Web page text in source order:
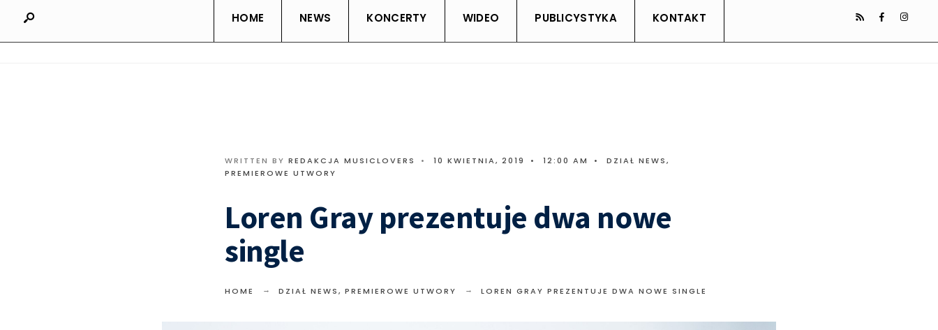
HOME NEWS KONCERTY WIDEO PUBLICYSTYKA KONTAKT
WRITTEN BY REDAKCJA MUSICLOVERS • 10 KWIETNIA, 2019 • 12:00 AM • DZIAŁ NEWS,
PREMIEROWE UTWORY
Loren Gray prezentuje dwa nowe
single
HOME DZIAŁ NEWS, PREMIEROWE UTWORY LOREN GRAY PREZENTUJE DWA NOWE SINGLE